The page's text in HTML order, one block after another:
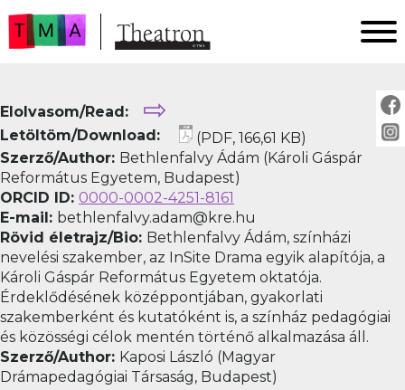
AKTUÁLIS
ARCHÍVUM
IMPRESSZUM
SZERZŐINKNEK
FOR AUTHORS
PEER REVIEW
Elolvasom/Read: ⇨
Letöltöm/Download:
(PDF, 166,61 KB)
Szerző/Author: Bethlenfalvy Ádám (Károli Gáspár
Református Egyetem, Budapest)
ORCID ID: 0000-0002-4251-8161
E-mail: bethlenfalvy.adam@kre.hu
Rövid életrajz/Bio: Bethlenfalvy Ádám, színházi
nevelési szakember, az InSite Drama egyik alapítója, a
Károli Gáspár Református Egyetem oktatója.
Érdeklődésének középpontjában, gyakorlati
szakemberként és kutatóként is, a színház pedagógiai
és közösségi célok mentén történő alkalmazása áll.
Szerző/Author: Kaposi László (Magyar
Drámapedagógiai Társaság, Budapest)